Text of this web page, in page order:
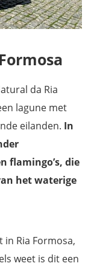
da Ria
lagune met
eilanden. In
flamingo’s, die
het waterige
Ria Formosa,
weet is dit een